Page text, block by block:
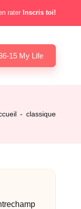
rater Inscris toi!
15 My Life
- classique